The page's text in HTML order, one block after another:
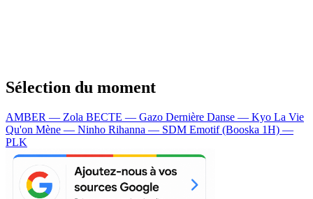
Sélection du moment
AMBER — Zola BECTE — Gazo Dernière Danse — Kyo La Vie
Qu'on Mène — Ninho Rihanna — SDM Emotif (Booska 1H) —
PLK